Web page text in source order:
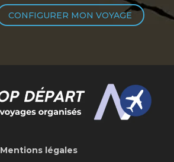
CONFIGURER MON VOYAGE
Mentions légales